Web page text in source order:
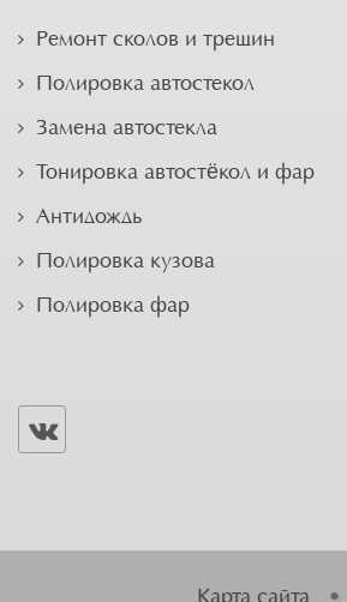
Ремонт сколов и трещин
Полировка автостекол
Замена автостекла
Тонировка автостёкол и фар
Антидождь
Полировка кузова
Полировка фар
Карта сайта •